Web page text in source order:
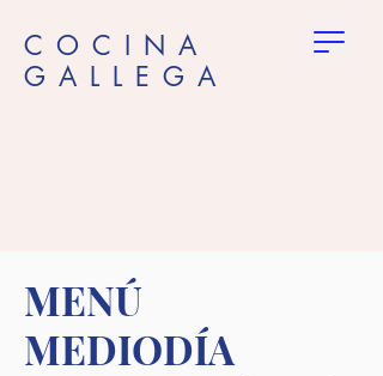
COCINA
GALLEGA
MENÚ
MEDIODÍA